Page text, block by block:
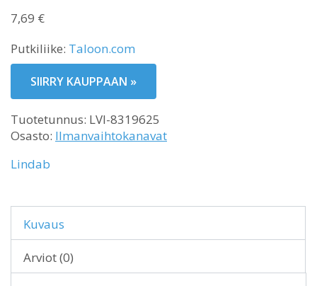
7,69 €
Putkiliike: Taloon.com
SIIRRY KAUPPAAN »
Tuotetunnus: LVI-8319625
Osasto: Ilmanvaihtokanavat
Lindab
Kuvaus
Arviot (0)